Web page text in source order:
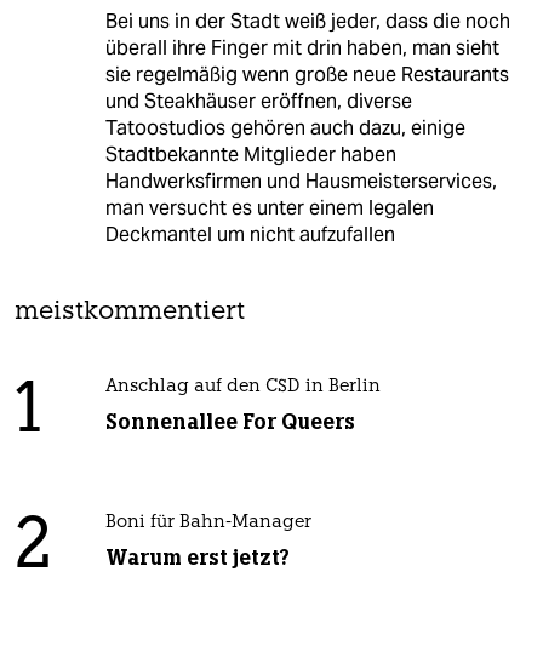
Bei uns in der Stadt weiß jeder, dass die noch
überall ihre Finger mit drin haben, man sieht
sie regelmäßig wenn große neue Restaurants
und Steakhäuser eröffnen, diverse
Tatoostudios gehören auch dazu, einige
Stadtbekannte Mitglieder haben
Handwerksfirmen und Hausmeisterservices,
man versucht es unter einem legalen
Deckmantel um nicht aufzufallen
meistkommentiert
1 Anschlag auf den CSD in Berlin
Sonnenallee For Queers
2 Boni für Bahn-Manager
Warum erst jetzt?